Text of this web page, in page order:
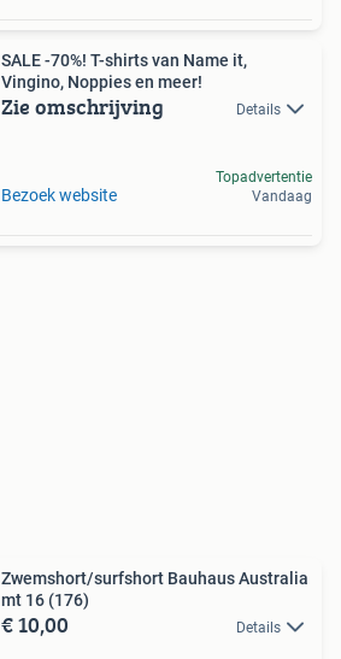
SALE -70%! T-shirts van Name it,
Vingino, Noppies en meer!
Zie omschrijving Details
Bezoek website
Topadvertentie
Vandaag
Zwemshort/surfshort Bauhaus Australia
mt 16 (176)
€ 10,00 Details